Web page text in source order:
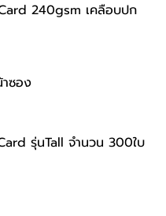
240gsm เคลือบปก
ซอง
รุ่นTall จำนวน 300ใบ